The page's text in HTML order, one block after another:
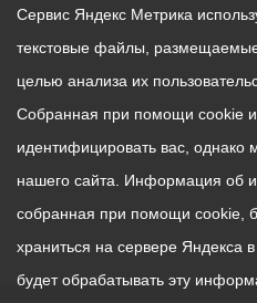
Сервис Яндекс Метрика
текстовые файлы,
целью анализа их
Собранная при помощи cookie
идентифицировать вас, однако
нашего сайта. Информация об
собранная при помощи cookie,
храниться на сервере Яндекса
будет обрабатывать эту